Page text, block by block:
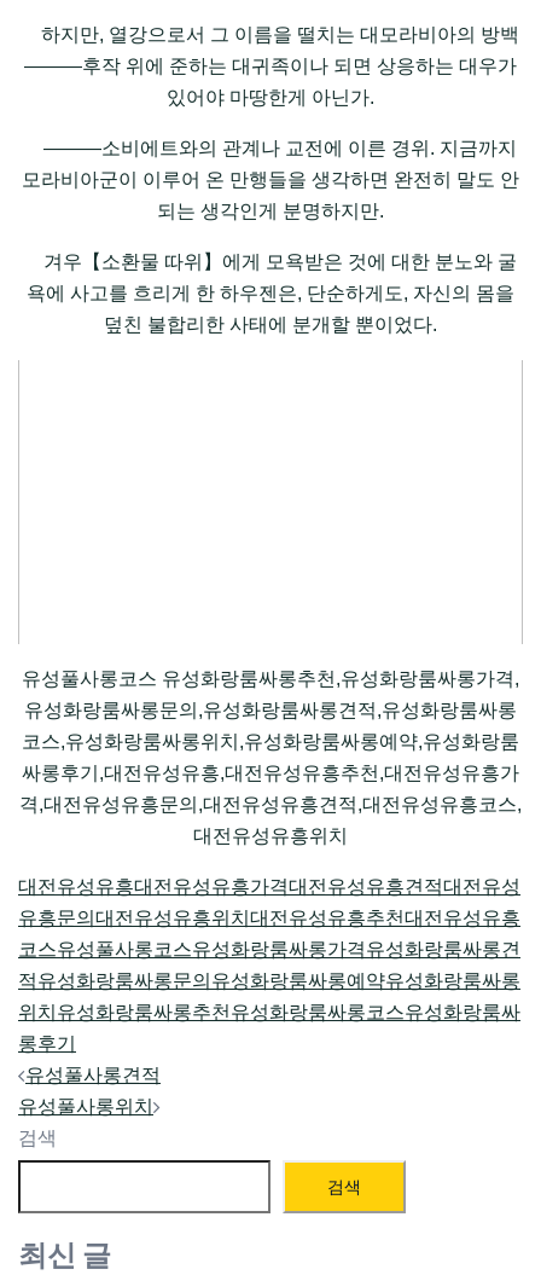
하지만, 열강으로서 그 이름을 떨치는 대모라비아의 방백
―――후작 위에 준하는 대귀족이나 되면 상응하는 대우가
있어야 마땅한게 아닌가.
―――소비에트와의 관계나 교전에 이른 경위. 지금까지
모라비아군이 이루어 온 만행들을 생각하면 완전히 말도 안
되는 생각인게 분명하지만.
겨우【소환물 따위】에게 모욕받은 것에 대한 분노와 굴
욕에 사고를 흐리게 한 하우젠은, 단순하게도, 자신의 몸을
덮친 불합리한 사태에 분개할 뿐이었다.
유성풀사롱코스 유성화랑룸싸롱추천,유성화랑룸싸롱가격,
유성화랑룸싸롱문의,유성화랑룸싸롱견적,유성화랑룸싸롱
코스,유성화랑룸싸롱위치,유성화랑룸싸롱예약,유성화랑룸
싸롱후기,대전유성유흥,대전유성유흥추천,대전유성유흥가
격,대전유성유흥문의,대전유성유흥견적,대전유성유흥코스,
대전유성유흥위치
대전유성유흥대전유성유흥가격대전유성유흥견적대전유성
유흥문의 대전유성유흥위치 대전유성유흥추천대전유성유흥
코스유성풀사롱코스유성화랑룸싸롱가격유성화랑룸싸롱견
적유성화랑룸싸롱문의 유성화랑룸싸롱예약유성화랑룸싸롱
위치 유성화랑룸싸롱추천 유성화랑룸싸롱코스유성화랑룸싸
롱후기
Post
navigation
유성풀사롱견적
유성풀사롱위치
검색
검색
최신 글